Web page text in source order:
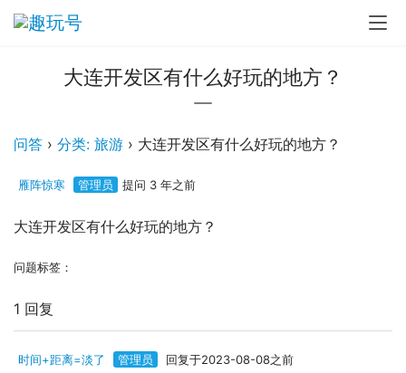
大连开发区有什么好玩的地方？
问答 › 分类: 旅游 › 大连开发区有什么好玩的地方？
雁阵惊寒 管理员 提问 3 年之前
大连开发区有什么好玩的地方？
问题标签：
1 回复
时间+距离=淡了 管理员 回复于2023-08-08之前